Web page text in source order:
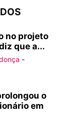
no projeto
que a...
-
o
em